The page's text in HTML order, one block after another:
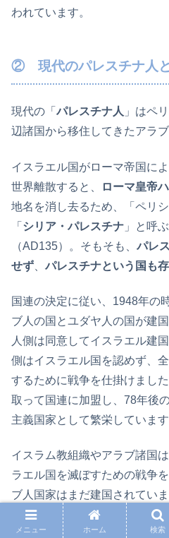
われています。
② 現代のパレスチナ人
現代の「 パレスチナ人 」はペ
辺諸国から移住してきたアラブ
イスラエル国がローマ帝国に
世界離散すると、
ローマ皇帝
地名を消し去るため、「ペリ
「 シリア・パレスチナ 」と呼
（AD135）。そもそも、 パレ
せず
パレスチナという国も
国連の決定に従い、1948年の
ブ人の国とユダヤ人の国が建
人側は同意してイスラエル建
側はイスラエル国を認めず、
するために戦争を仕掛けまし
取って国連に加盟し、78年後
主義国家として繁栄しています
イスラム教組織やアラブ諸国
ラエル国を滅ぼすための戦争
ブ人国家はまだ建国されてい
を占領から解放する」と言う時
認められている土地もパレス
メニュー ホーム 検索